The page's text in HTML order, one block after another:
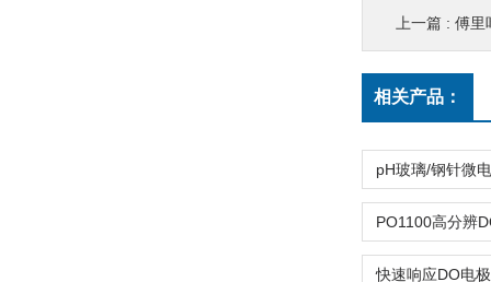
上一篇 : 傅里
相关产品：